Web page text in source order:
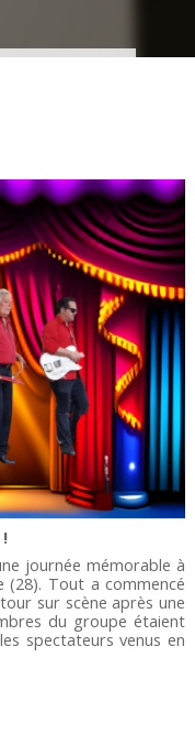
journée mémorable à
(28). Tout a commencé
sur scène après une
du groupe étaient
spectateurs venus en